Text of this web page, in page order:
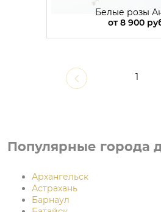
Белые розы
от8 900
1
Популярные города
Архангельск
Астрахань
Барнаул